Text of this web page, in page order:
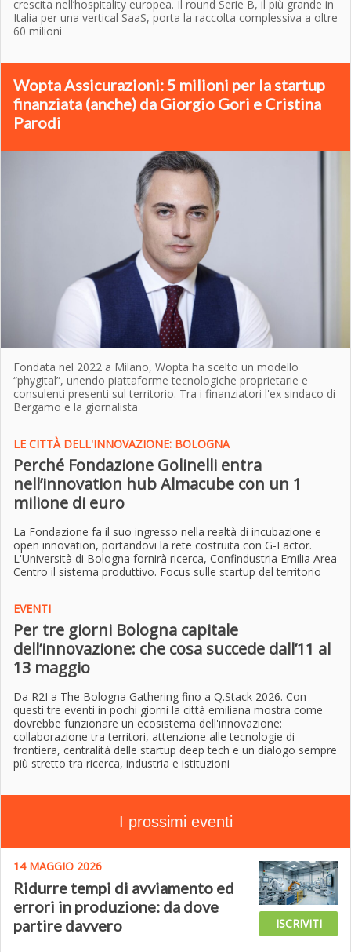
crescita nell’hospitality europea. Il round Serie B, il più grande in
Italia per una vertical SaaS, porta la raccolta complessiva a oltre
60 milioni
Wopta Assicurazioni: 5 milioni per la startup
finanziata (anche) da Giorgio Gori e Cristina
Parodi
Fondata nel 2022 a Milano, Wopta ha scelto un modello
“phygital”, unendo piattaforme tecnologiche proprietarie e
consulenti presenti sul territorio. Tra i finanziatori l'ex sindaco di
Bergamo e la giornalista
LE CITTÀ DELL'INNOVAZIONE: BOLOGNA
Perché Fondazione Golinelli entra
nell’innovation hub Almacube con un 1
milione di euro
La Fondazione fa il suo ingresso nella realtà di incubazione e
open innovation, portandovi la rete costruita con G-Factor.
L'Università di Bologna fornirà ricerca, Confindustria Emilia Area
Centro il sistema produttivo. Focus sulle startup del territorio
EVENTI
Per tre giorni Bologna capitale
dell’innovazione: che cosa succede dall’11 al
13 maggio
Da R2I a The Bologna Gathering fino a Q.Stack 2026. Con
questi tre eventi in pochi giorni la città emiliana mostra come
dovrebbe funzionare un ecosistema dell'innovazione:
collaborazione tra territori, attenzione alle tecnologie di
frontiera, centralità delle startup deep tech e un dialogo sempre
più stretto tra ricerca, industria e istituzioni
I prossimi eventi
14 MAGGIO 2026
Ridurre tempi di avviamento ed
errori in produzione: da dove
partire davvero
ISCRIVITI